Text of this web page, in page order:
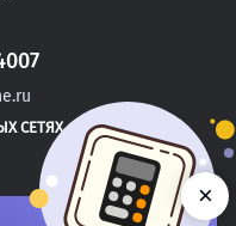
СЕТЯХ
×